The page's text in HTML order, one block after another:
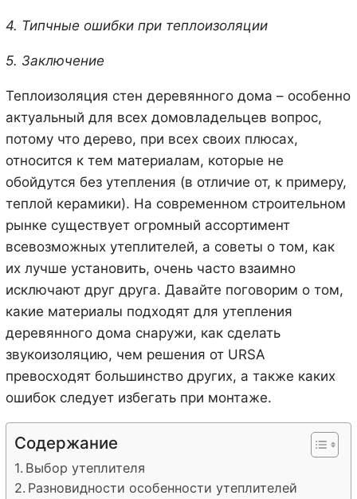
4. Типчные ошибки при теплоизоляции
5. Заключение
Теплоизоляция стен деревянного дома – особенно
актуальный для всех домовладельцев вопрос,
потому что дерево, при всех своих плюсах,
относится к тем материалам, которые не
обойдутся без утепления (в отличие от, к примеру,
теплой керамики). На современном строительном
рынке существует огромный ассортимент
всевозможных утеплителей, а советы о том, как
их лучше установить, очень часто взаимно
исключают друг друга. Давайте поговорим о том,
какие материалы подходят для утепления
деревянного дома снаружи, как сделать
звукоизоляцию, чем решения от URSA
превосходят большинство других, а также каких
ошибок следует избегать при монтаже.
Содержание
Выбор утеплителя
Разновидности особенности утеплителей